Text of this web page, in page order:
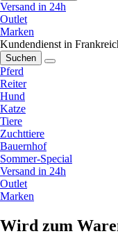
Versand in 24h
Outlet
Marken
Kundendienst in
Suchen
Pferd
Reiter
Hund
Katze
Tiere
Zuchttiere
Bauernhof
Sommer-Special
Versand in 24h
Outlet
Marken
Wird zum